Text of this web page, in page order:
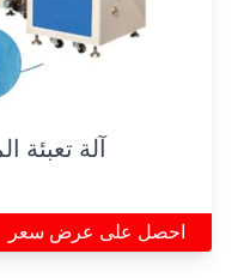
آلة تعبئة
احصل على عرض سعر